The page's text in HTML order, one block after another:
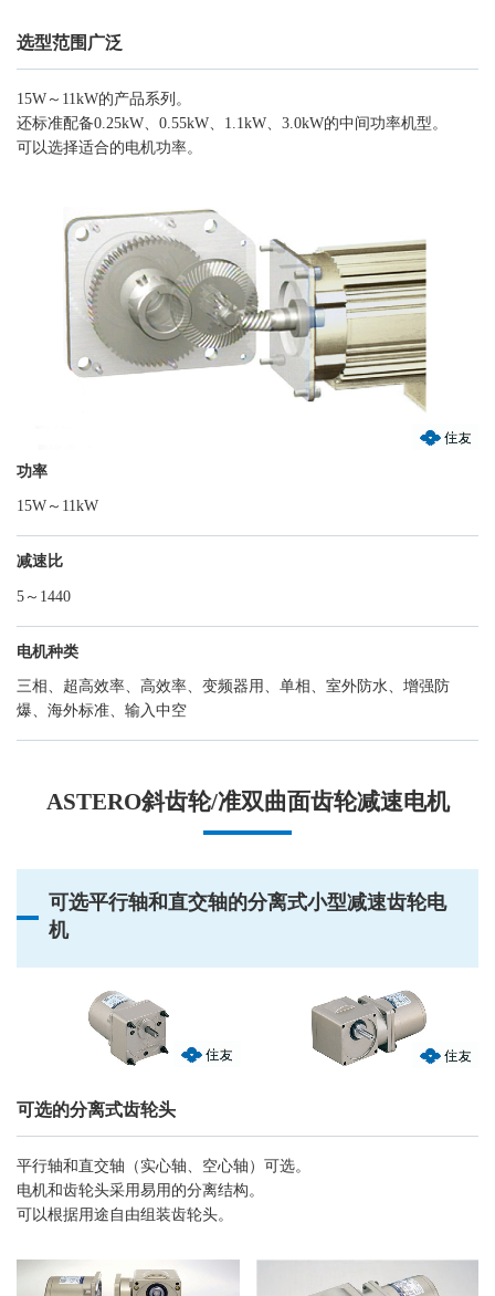
选型范围广泛
15W～11kW的产品系列。
还标准配备0.25kW、0.55kW、1.1kW、3.0kW的中间功率机型。
可以选择适合的电机功率。
功率
15W～11kW
减速比
5～1440
电机种类
三相、超高效率、高效率、变频器用、单相、室外防水、增强防
爆、海外标准、输入中空
ASTERO斜齿轮/准双曲面齿轮减速电机
可选平行轴和直交轴的分离式小型减速齿轮电
机
可选的分离式齿轮头
平行轴和直交轴（实心轴、空心轴）可选。
电机和齿轮头采用易用的分离结构。
可以根据用途自由组装齿轮头。